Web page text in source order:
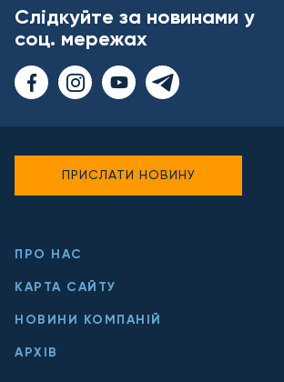
Слідкуйте за новинами у
соц. мережах
ПРО НАС
КАРТА САЙТУ
НОВИНИ КОМПАНІЙ
АРХІВ
ПРИСЛАТИ НОВИНУ